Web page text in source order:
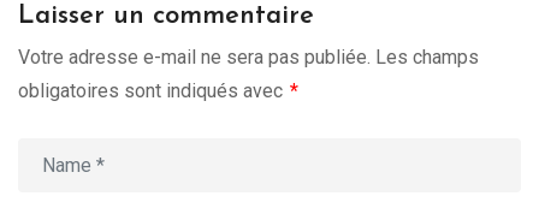
Laisser un commentaire
Votre adresse e-mail ne sera pas publiée. Les champs
obligatoires sont indiqués avec *